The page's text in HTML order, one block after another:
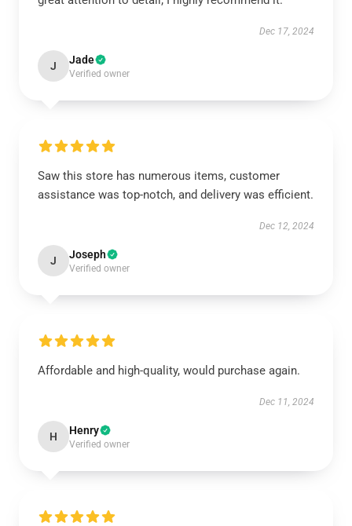
Dec 17, 2024
J Jade
Verified owner
Saw this store has numerous items, customer
assistance was top-notch, and delivery was efficient.
Dec 12, 2024
J Joseph
Verified owner
Affordable and high-quality, would purchase again.
Dec 11, 2024
H Henry
Verified owner